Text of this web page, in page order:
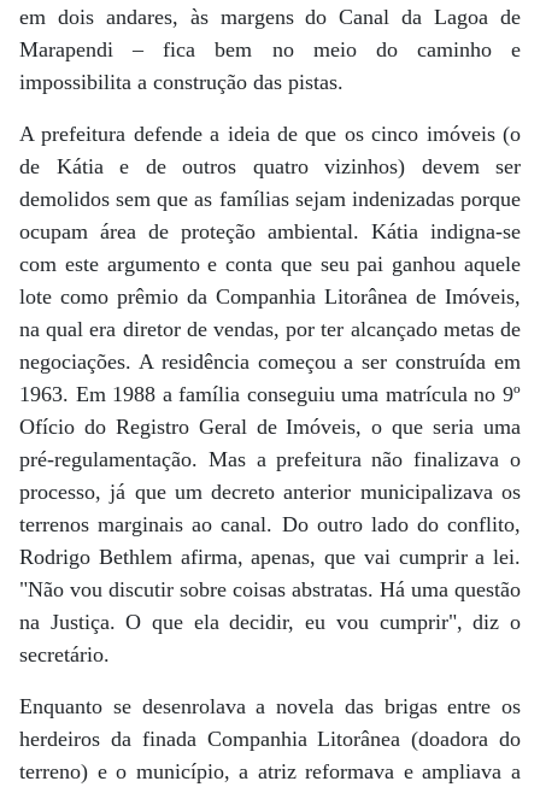
em dois andares, às margens do Canal da Lagoa de
Marapendi – fica bem no meio do caminho e
impossibilita a construção das pistas.
A prefeitura defende a ideia de que os cinco imóveis (o
de Kátia e de outros quatro vizinhos) devem ser
demolidos sem que as famílias sejam indenizadas porque
ocupam área de proteção ambiental. Kátia indigna-se
com este argumento e conta que seu pai ganhou aquele
lote como prêmio da Companhia Litorânea de Imóveis,
na qual era diretor de vendas, por ter alcançado metas de
negociações. A residência começou a ser construída em
1963. Em 1988 a família conseguiu uma matrícula no 9º
Ofício do Registro Geral de Imóveis, o que seria uma
pré-regulamentação. Mas a prefeitura não finalizava o
processo, já que um decreto anterior municipalizava os
terrenos marginais ao canal. Do outro lado do conflito,
Rodrigo Bethlem afirma, apenas, que vai cumprir a lei.
"Não vou discutir sobre coisas abstratas. Há uma questão
na Justiça. O que ela decidir, eu vou cumprir", diz o
secretário.
Enquanto se desenrolava a novela das brigas entre os
herdeiros da finada Companhia Litorânea (doadora do
terreno) e o município, a atriz reformava e ampliava a